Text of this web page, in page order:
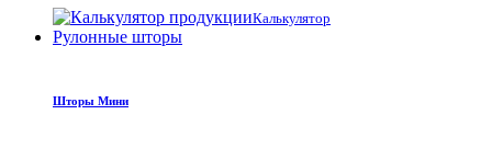
Калькулятор
Рулонные шторы
Шторы Мини